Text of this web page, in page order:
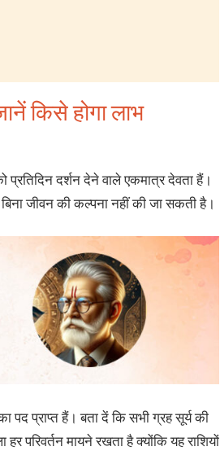
किसे होगा लाभ
प्रतिदिन दर्शन देने वाले एकमात्र देवता हैं।
जीवन की कल्पना नहीं की जा सकती है।
पद प्राप्त हैं। बता दें कि सभी ग्रह सूर्य की
परिवर्तन मायने रखता है क्योंकि यह राशियों